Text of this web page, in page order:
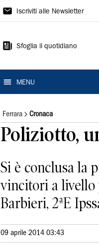
La
Ferrara
Iscriviti alle Newsletter
Sfoglia il quotidiano
MENU
Ferrara Cronaca
Poliziotto,
Si è conclusa la
vincitori a livello
Barbieri, 2ªE
09 aprile 2014 03:43